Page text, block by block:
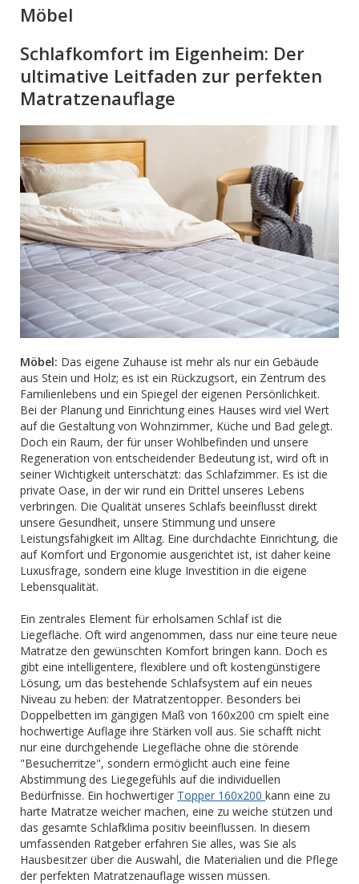
Möbel
Schlafkomfort im Eigenheim: Der
ultimative Leitfaden zur perfekten
Matratzenauflage
Möbel: Das eigene Zuhause ist mehr als nur ein Gebäude
aus Stein und Holz; es ist ein Rückzugsort, ein Zentrum des
Familienlebens und ein Spiegel der eigenen Persönlichkeit.
Bei der Planung und Einrichtung eines Hauses wird viel Wert
auf die Gestaltung von Wohnzimmer, Küche und Bad gelegt.
Doch ein Raum, der für unser Wohlbefinden und unsere
Regeneration von entscheidender Bedeutung ist, wird oft in
seiner Wichtigkeit unterschätzt: das Schlafzimmer. Es ist die
private Oase, in der wir rund ein Drittel unseres Lebens
verbringen. Die Qualität unseres Schlafs beeinflusst direkt
unsere Gesundheit, unsere Stimmung und unsere
Leistungsfähigkeit im Alltag. Eine durchdachte Einrichtung, die
auf Komfort und Ergonomie ausgerichtet ist, ist daher keine
Luxusfrage, sondern eine kluge Investition in die eigene
Lebensqualität.
Ein zentrales Element für erholsamen Schlaf ist die
Liegefläche. Oft wird angenommen, dass nur eine teure neue
Matratze den gewünschten Komfort bringen kann. Doch es
gibt eine intelligentere, flexiblere und oft kostengünstigere
Lösung, um das bestehende Schlafsystem auf ein neues
Niveau zu heben: der Matratzentopper. Besonders bei
Doppelbetten im gängigen Maß von 160x200 cm spielt eine
hochwertige Auflage ihre Stärken voll aus. Sie schafft nicht
nur eine durchgehende Liegefläche ohne die störende
"Besucherritze", sondern ermöglicht auch eine feine
Abstimmung des Liegegefühls auf die individuellen
Bedürfnisse. Ein hochwertiger Topper 160x200 kann eine zu
harte Matratze weicher machen, eine zu weiche stützen und
das gesamte Schlafklima positiv beeinflussen. In diesem
umfassenden Ratgeber erfahren Sie alles, was Sie als
Hausbesitzer über die Auswahl, die Materialien und die Pflege
der perfekten Matratzenauflage wissen müssen.